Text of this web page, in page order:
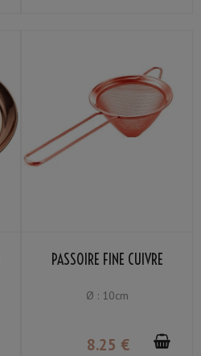
PASSOIRE FINE CUIVRE
Ø : 10cm
8.25 €